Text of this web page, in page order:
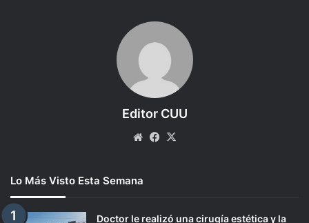
Editor CUU
WebsiteFacebook
Lo Más Visto Esta Semana
Doctor le realizó una cirugía estética y la